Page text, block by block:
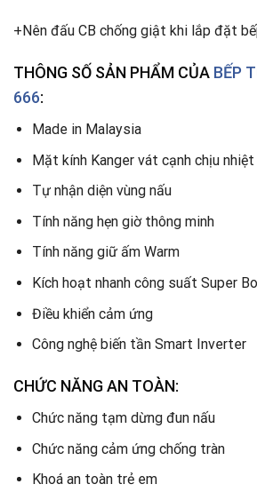
+Nên đấu CB chống giật khi lắp đặt
THÔNG SỐ SẢN PHẨM CỦA BẾP
666:
Made in Malaysia
Mặt kính Kanger vát cạnh chịu nhiệt
Tự nhận diện vùng nấu
Tính năng hẹn giờ thông minh
Tính năng giữ ấm Warm
Kích hoạt nhanh công suất Super
Điều khiển cảm ứng
Công nghệ biến tần Smart Inverter
CHỨC NĂNG AN TOÀN:
Chức năng tạm dừng đun nấu
Chức năng cảm ứng chống tràn
Khoá an toàn trẻ em